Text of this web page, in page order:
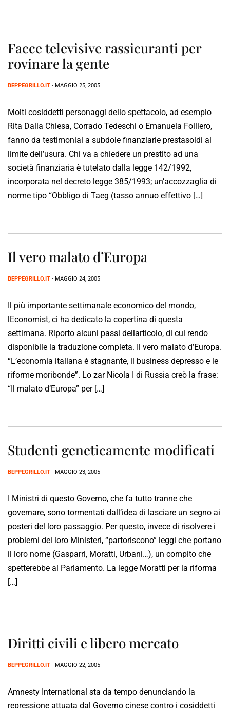
Facce televisive rassicuranti per
rovinare la gente
BEPPEGRILLO.IT - MAGGIO 25, 2005
Molti cosiddetti personaggi dello spettacolo, ad esempio
Rita Dalla Chiesa, Corrado Tedeschi o Emanuela Folliero,
fanno da testimonial a subdole finanziarie prestasoldi al
limite dell’usura. Chi va a chiedere un prestito ad una
società finanziaria è tutelato dalla legge 142/1992,
incorporata nel decreto legge 385/1993; un’accozzaglia di
norme tipo “Obbligo di Taeg (tasso annuo effettivo […]
Il vero malato d’Europa
BEPPEGRILLO.IT - MAGGIO 24, 2005
Il più importante settimanale economico del mondo,
lEconomist, ci ha dedicato la copertina di questa
settimana. Riporto alcuni passi dellarticolo, di cui rendo
disponibile la traduzione completa. Il vero malato d’Europa.
“L’economia italiana è stagnante, il business depresso e le
riforme moribonde”. Lo zar Nicola I di Russia creò la frase:
“Il malato d’Europa” per […]
Studenti geneticamente modificati
BEPPEGRILLO.IT - MAGGIO 23, 2005
I Ministri di questo Governo, che fa tutto tranne che
governare, sono tormentati dall’idea di lasciare un segno ai
posteri del loro passaggio. Per questo, invece di risolvere i
problemi dei loro Ministeri, “partoriscono” leggi che portano
il loro nome (Gasparri, Moratti, Urbani…), un compito che
spetterebbe al Parlamento. La legge Moratti per la riforma
[…]
Diritti civili e libero mercato
BEPPEGRILLO.IT - MAGGIO 22, 2005
Amnesty International sta da tempo denunciando la
repressione attuata dal Governo cinese contro i cosiddetti